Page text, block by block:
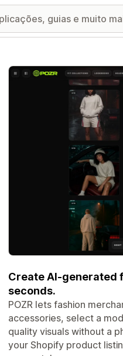
Galeria de imagens em
Create AI-generated
seconds.
POZR lets fashion
accessories, select a
quality visuals without a
your Shopify product